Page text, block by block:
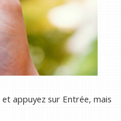
appuyez sur Entrée, mais